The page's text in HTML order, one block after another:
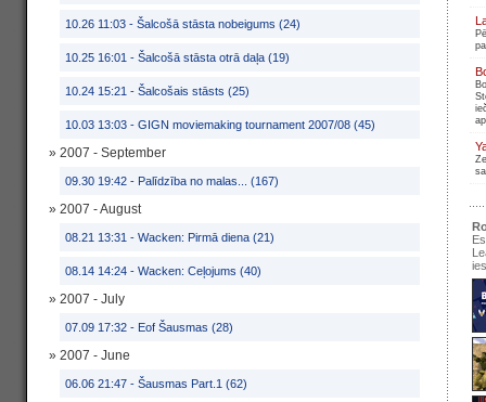
10.26 11:03 - Šalcošā stāsta nobeigums (24)
10.25 16:01 - Šalcošā stāsta otrā daļa (19)
10.24 15:21 - Šalcošais stāsts (25)
10.03 13:03 - GIGN moviemaking tournament 2007/08 (45)
» 2007 - September
09.30 19:42 - Palīdzība no malas... (167)
» 2007 - August
08.21 13:31 - Wacken: Pirmā diena (21)
08.14 14:24 - Wacken: Ceļojums (40)
» 2007 - July
07.09 17:32 - Eof Šausmas (28)
» 2007 - June
06.06 21:47 - Šausmas Part.1 (62)